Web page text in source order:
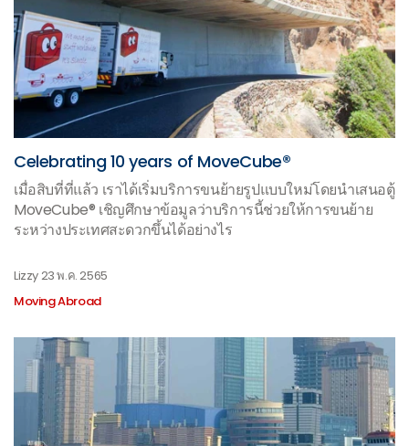
Celebrating 10 years of MoveCube®
เมื่อสิบที่ที่แล้ว เราได้เริ่มบริการขนย้ายรูปแบบใหม่โดยนำเสนอตู้
MoveCube® เชิญศึกษาข้อมูลว่าบริการนี้ช่วยให้การขนย้าย
ระหว่างประเทศสะดวกขึ้นได้อย่างไร
Lizzy23 พ.ค. 2565
Moving Abroad